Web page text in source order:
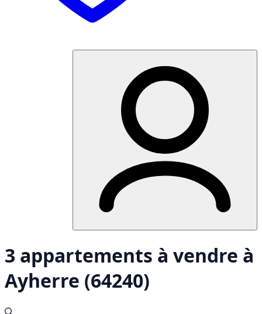
3 appartements à vendre à
Ayherre (64240)